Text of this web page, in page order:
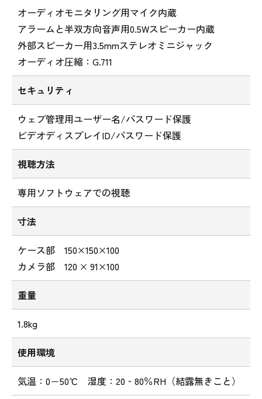
オーディオモニタリング用マイク内蔵
アラームと半双方向音声用0.5Wスピーカー内蔵
外部スピーカー用3.5mmステレオミニジャック
オーディオ圧縮：G.711
セキュリティ
ウェブ管理用ユーザー名/パスワード保護
ビデオディスプレイID/パスワード保護
視聴方法
専用ソフトウェアでの視聴
寸法
ケース部 150×150×100
カメラ部 120 × 91×100
重量
1.8kg
使用環境
気温：0－50℃ 湿度：20‐80％RH（結露無きこと）